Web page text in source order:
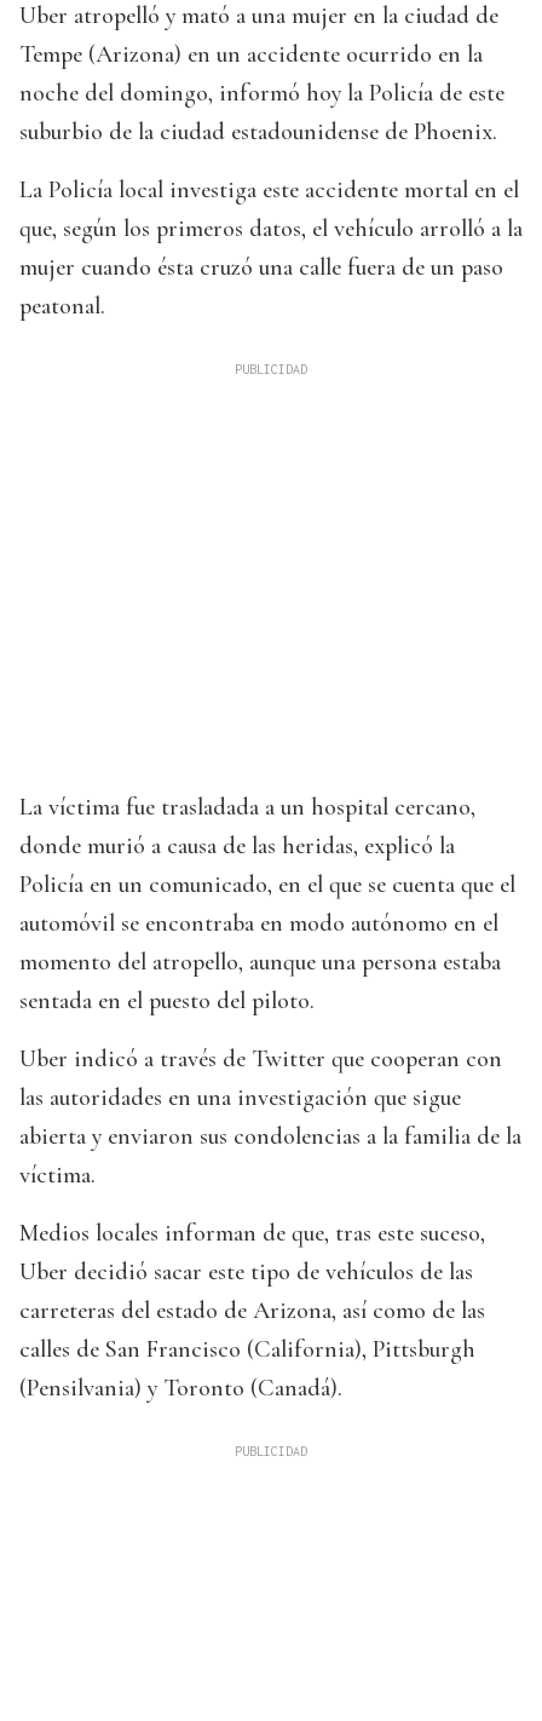
Uber atropelló y mató a una mujer en la ciudad de
Tempe (Arizona) en un accidente ocurrido en la
noche del domingo, informó hoy la Policía de este
suburbio de la ciudad estadounidense de Phoenix.
La Policía local investiga este accidente mortal en el
que, según los primeros datos, el vehículo arrolló a la
mujer cuando ésta cruzó una calle fuera de un paso
peatonal.
La víctima fue trasladada a un hospital cercano,
donde murió a causa de las heridas, explicó la
Policía en un comunicado, en el que se cuenta que el
automóvil se encontraba en modo autónomo en el
momento del atropello, aunque una persona estaba
sentada en el puesto del piloto.
Uber indicó a través de Twitter que cooperan con
las autoridades en una investigación que sigue
abierta y enviaron sus condolencias a la familia de la
víctima.
Medios locales informan de que, tras este suceso,
Uber decidió sacar este tipo de vehículos de las
carreteras del estado de Arizona, así como de las
calles de San Francisco (California), Pittsburgh
(Pensilvania) y Toronto (Canadá).